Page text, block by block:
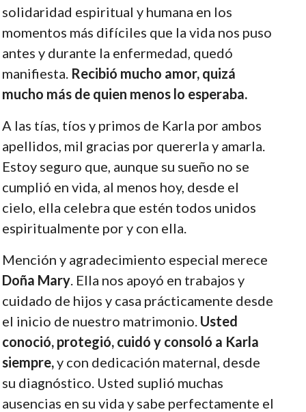
solidaridad espiritual y humana en los
momentos más difíciles que la vida nos puso
antes y durante la enfermedad, quedó
manifiesta. Recibió mucho amor, quizá
mucho más de quien menos lo esperaba.
A las tías, tíos y primos de Karla por ambos
apellidos, mil gracias por quererla y amarla.
Estoy seguro que, aunque su sueño no se
cumplió en vida, al menos hoy, desde el
cielo, ella celebra que estén todos unidos
espiritualmente por y con ella.
Mención y agradecimiento especial merece
Doña Mary. Ella nos apoyó en trabajos y
cuidado de hijos y casa prácticamente desde
el inicio de nuestro matrimonio. Usted
conoció, protegió, cuidó y consoló a Karla
siempre,y con dedicación maternal, desde
su diagnóstico. Usted suplió muchas
ausencias en su vida y sabe perfectamente el